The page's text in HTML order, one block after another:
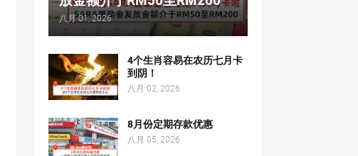
八月 01, 2026
4个生肖容易在农历七月卡
到阴！
八月 02, 2026
8月份定期存款优惠
八月 05, 2026